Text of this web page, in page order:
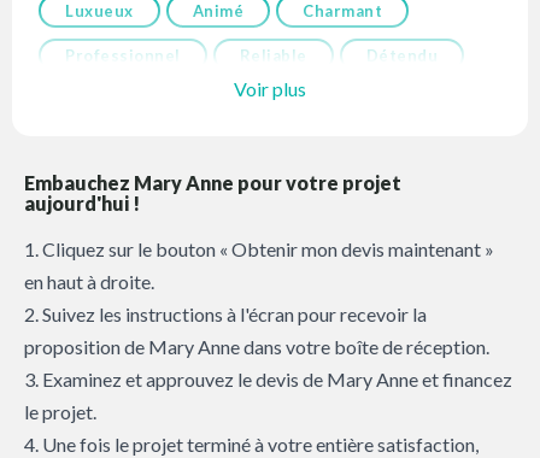
Luxueux Animé Charmant
Professionnel Reliable Détendu
Voir plus
Embauchez Mary Anne pour votre projet
aujourd'hui !
1. Cliquez sur le bouton « Obtenir mon devis maintenant »
en haut à droite.
2. Suivez les instructions à l'écran pour recevoir la
proposition de Mary Anne dans votre boîte de réception.
3. Examinez et approuvez le devis de Mary Anne et financez
le projet.
4. Une fois le projet terminé à votre entière satisfaction,